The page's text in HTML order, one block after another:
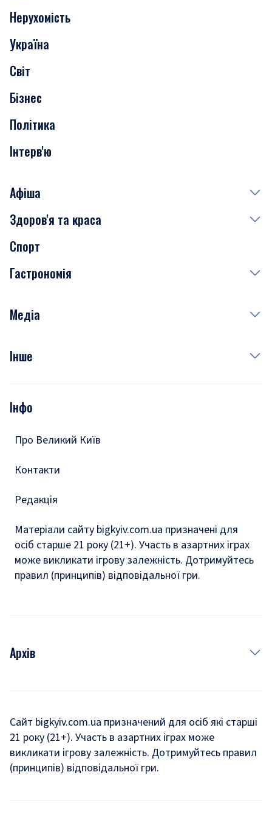
Події
Скандали
Нерухомість
Транспорт
Нерухомість
Україна
Світ
Бізнес
Політика
Інтерв'ю
Афіша
Сьогодні
Завтра
Субота
Здоров'я та краса
Медицина
Краса
Спорт
Гастрономія
Рецепти
Медіа
Фото
Подкасти
Інше
Тести
Інфо
Про Великий Київ
Контакти
Редакція
Матеріали сайту bigkyiv.com.ua призначені для
осіб старше 21 року (21+). Участь в азартних іграх
може викликати ігрову залежність. Дотримуйтесь
правил (принципів) відповідальної гри.
Архів
Комуналка
Хроніки війни
Сайт bigkyiv.com.ua призначений для осіб які старші
21 року (21+). Участь в азартних іграх може
викликати ігрову залежність. Дотримуйтесь правил
(принципів) відповідальної гри.